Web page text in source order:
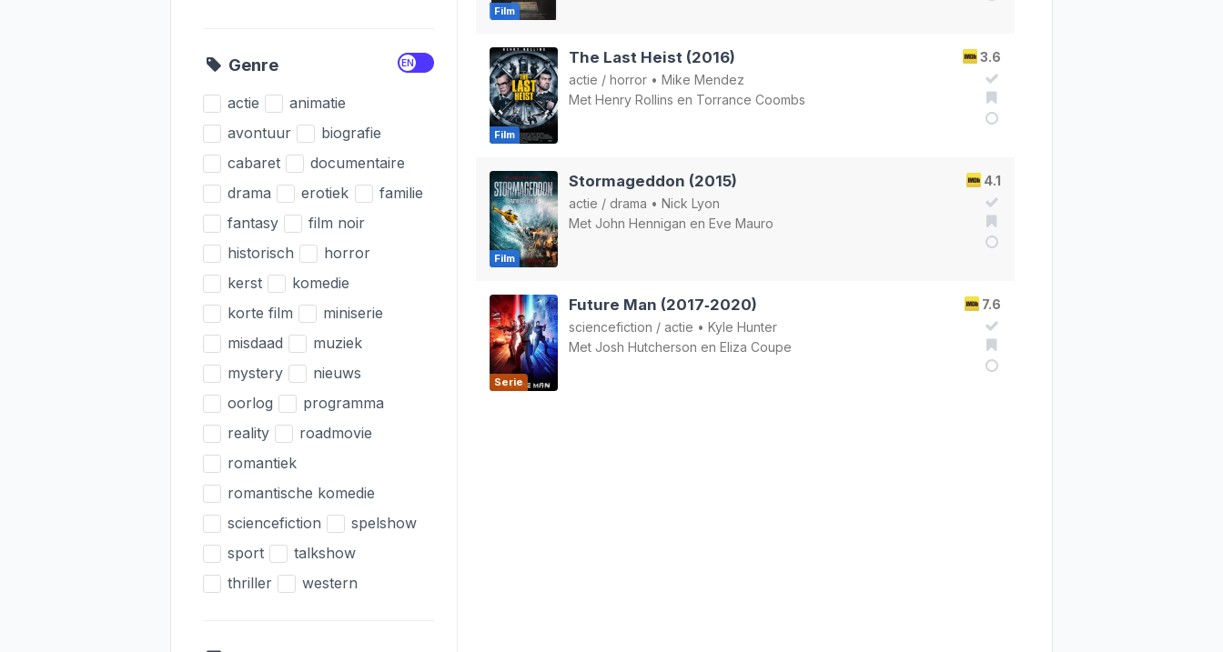
Genre
actie
animatie
avontuur
biografie
cabaret
documentaire
drama
erotiek
familie
fantasy
film noir
historisch
horror
kerst
komedie
korte film
miniserie
misdaad
muziek
mystery
nieuws
oorlog
programma
reality
roadmovie
romantiek
romantische komedie
sciencefiction
spelshow
sport
talkshow
thriller
western
Film
Film
3.6
The Last Heist (2016)
actie / horror • Mike Mendez
Met Henry Rollins en Torrance Coombs
Film
4.1
Stormageddon (2015)
actie / drama • Nick Lyon
Met John Hennigan en Eve Mauro
Serie
7.6
Future Man (2017‑2020)
sciencefiction / actie • Kyle Hunter
Met Josh Hutcherson en Eliza Coupe